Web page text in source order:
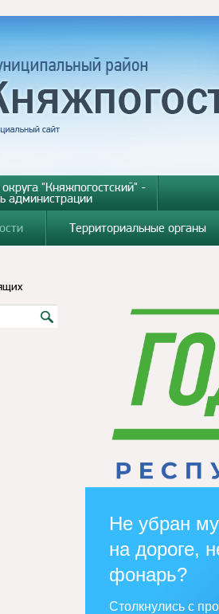
"Княжпогостский" -
администрации
Территориальные органы
Не убран
на дороге,
фонарь?
Столкнулись с